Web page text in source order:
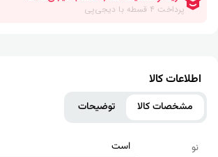
اطلاعات کالا
مشخصات کالا توضیحات
نو است